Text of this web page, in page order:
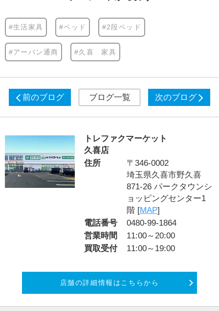
#生活家具 #ベッド #2段ベッド
#アーバン通商 #久喜 家具
前のブログ ブログ一覧 次のブログ
トレファクマーケット
久喜店
住所
〒346-0002
埼玉県久喜市野久喜
871-26 パークタウンシ
ョッピングセンター1
階 [MAP]
電話番号
0480-99-1864
営業時間
11:00～20:00
買取受付
11:00～19:00
店舗の詳細情報はこちらから